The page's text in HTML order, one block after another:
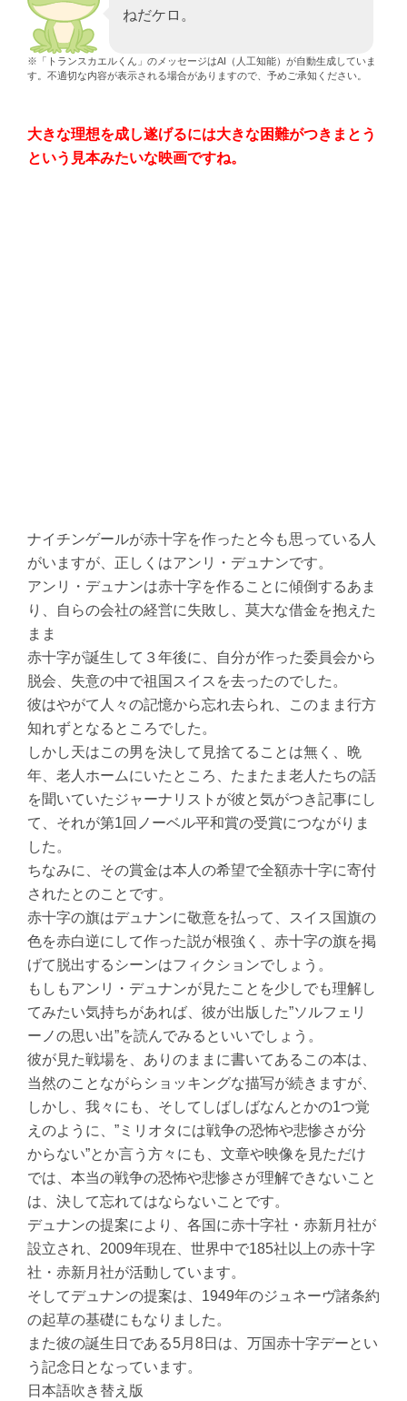
ねだケロ。
※「トランスカエルくん」のメッセージはAI（人工知能）が自動生成していま
す。不適切な内容が表示される場合がありますので、予めご承知ください。
大きな理想を成し遂げるには大きな困難がつきまとう
という見本みたいな映画ですね。
ナイチンゲールが赤十字を作ったと今も思っている人
がいますが、正しくはアンリ・デュナンです。
アンリ・デュナンは赤十字を作ることに傾倒するあま
り、自らの会社の経営に失敗し、莫大な借金を抱えた
まま
赤十字が誕生して３年後に、自分が作った委員会から
脱会、失意の中で祖国スイスを去ったのでした。
彼はやがて人々の記憶から忘れ去られ、このまま行方
知れずとなるところでした。
しかし天はこの男を決して見捨てることは無く、晩
年、老人ホームにいたところ、たまたま老人たちの話
を聞いていたジャーナリストが彼と気がつき記事にし
て、それが第1回ノーベル平和賞の受賞につながりま
した。
ちなみに、その賞金は本人の希望で全額赤十字に寄付
されたとのことです。
赤十字の旗はデュナンに敬意を払って、スイス国旗の
色を赤白逆にして作った説が根強く、赤十字の旗を掲
げて脱出するシーンはフィクションでしょう。
もしもアンリ・デュナンが見たことを少しでも理解し
てみたい気持ちがあれば、彼が出版した”ソルフェリ
ーノの思い出”を読んでみるといいでしょう。
彼が見た戦場を、ありのままに書いてあるこの本は、
当然のことながらショッキングな描写が続きますが、
しかし、我々にも、そしてしばしばなんとかの1つ覚
えのように、”ミリオタには戦争の恐怖や悲惨さが分
からない”とか言う方々にも、文章や映像を見ただけ
では、本当の戦争の恐怖や悲惨さが理解できないこと
は、決して忘れてはならないことです。
デュナンの提案により、各国に赤十字社・赤新月社が
設立され、2009年現在、世界中で185社以上の赤十字
社・赤新月社が活動しています。
そしてデュナンの提案は、1949年のジュネーヴ諸条約
の起草の基礎にもなりました。
また彼の誕生日である5月8日は、万国赤十字デーとい
う記念日となっています。
日本語吹き替え版